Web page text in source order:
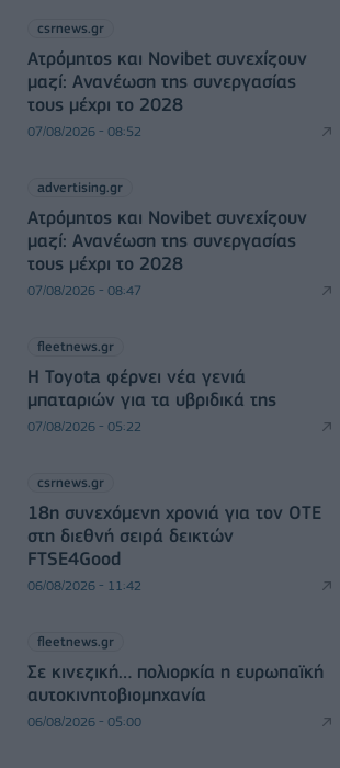
csrnews.gr
Ατρόμητος και Novibet συνεχίζουν
μαζί: Ανανέωση της συνεργασίας
τους μέχρι το 2028
07/08/2026 - 08:52
advertising.gr
Ατρόμητος και Novibet συνεχίζουν
μαζί: Ανανέωση της συνεργασίας
τους μέχρι το 2028
07/08/2026 - 08:47
fleetnews.gr
Η Toyota φέρνει νέα γενιά
μπαταριών για τα υβριδικά της
07/08/2026 - 05:22
csrnews.gr
18η συνεχόμενη χρονιά για τον ΟΤΕ
στη διεθνή σειρά δεικτών
FTSE4Good
06/08/2026 - 11:42
fleetnews.gr
Σε κινεζική… πολιορκία η ευρωπαϊκή
αυτοκινητοβιομηχανία
06/08/2026 - 05:00